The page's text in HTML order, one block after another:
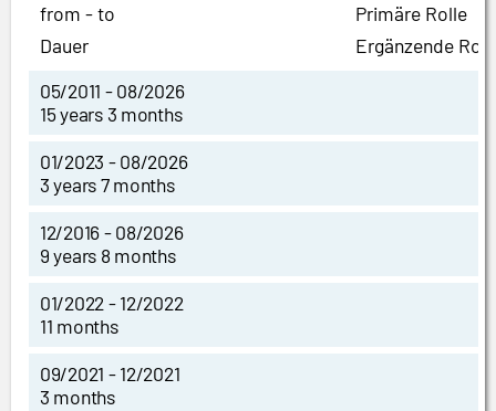
from - to
Dauer
Primäre Rolle
Ergänzende
05/2011 - 08/2026
15 years 3 months
01/2023 - 08/2026
3 years 7 months
12/2016 - 08/2026
9 years 8 months
01/2022 - 12/2022
11 months
09/2021 - 12/2021
3 months